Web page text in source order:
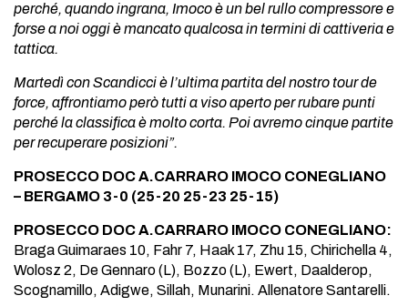
perché, quando ingrana, Imoco è un bel rullo compressore e
forse a noi oggi è mancato qualcosa in termini di cattiveria e
tattica.
Martedì con Scandicci è l’ultima partita del nostro tour de
force, affrontiamo però tutti a viso aperto per rubare punti
perché la classifica è molto corta. Poi avremo cinque partite
per recuperare posizioni”.
PROSECCO DOC A.CARRARO IMOCO CONEGLIANO
– BERGAMO 3-0 (25-20 25-23 25-15)
PROSECCO DOC A.CARRARO IMOCO CONEGLIANO:
Braga Guimaraes 10, Fahr 7, Haak 17, Zhu 15, Chirichella 4,
Wolosz 2, De Gennaro (L), Bozzo (L), Ewert, Daalderop,
Scognamillo, Adigwe, Sillah, Munarini. Allenatore Santarelli.